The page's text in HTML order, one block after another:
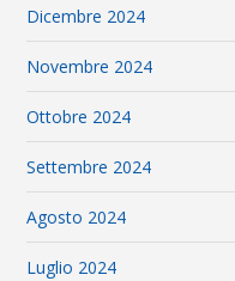
Dicembre 2024
Novembre 2024
Ottobre 2024
Settembre 2024
Agosto 2024
Luglio 2024